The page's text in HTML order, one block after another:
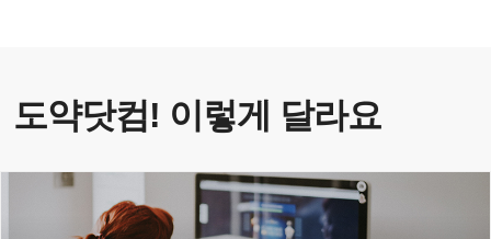
도약닷컴! 이렇게 달라요